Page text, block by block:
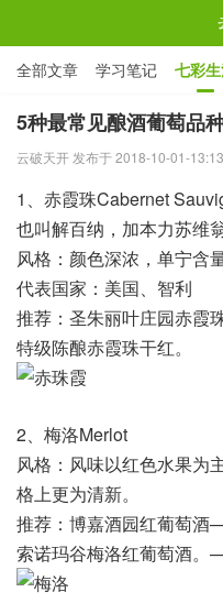
全部文章 学习笔记 七彩
ABOUT ME
5种最常见酿酒葡萄品
云破天开 发布于 2018-10-01-
1、赤霞珠Cabernet
也叫解百纳，加本力苏维翁
风格：颜色深浓，单宁含
代表国家：美国、智利
推荐：圣朱丽叶庄园赤霞
特级陈酿赤霞珠干红。
2、梅洛Merlot
风格：风味以红色水果为
格上更为清新。
推荐：博嘉酒园红葡萄
索诺玛谷梅洛红葡萄酒